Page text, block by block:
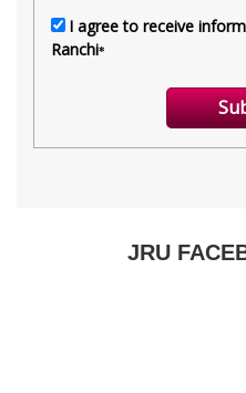
JRU